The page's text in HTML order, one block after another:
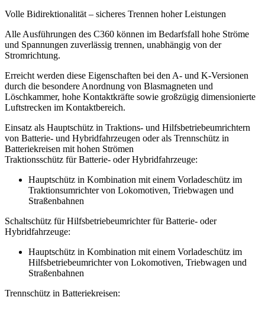
Volle Bidirektionalität – sicheres Trennen hoher Leistungen
Alle Ausführungen des C360 können im Bedarfsfall hohe Ströme
und Spannungen zuverlässig trennen, unabhängig von der
Stromrichtung.
Erreicht werden diese Eigenschaften bei den A- und K-Versionen
durch die besondere Anordnung von Blasmagneten und
Löschkammer, hohe Kontaktkräfte sowie großzügig dimensionierte
Luft­strecken im Kontaktbereich.
Einsatz als Hauptschütz in Traktions- und Hilfsbetriebeumrichtern
von Batterie- und Hybridfahrzeugen oder als Trennschütz in
Batteriekreisen mit hohen Strömen
Traktionsschütz für Batterie- oder Hybridfahrzeuge:
Hauptschütz in Kombination mit einem Vorladeschütz im
Traktionsumrichter von Lokomotiven, Triebwagen und
Straßenbahnen
Schaltschütz für Hilfsbetriebeumrichter für Batterie- oder
Hybridfahrzeuge:
Hauptschütz in Kombination mit einem Vorladeschütz im
Hilfsbetriebeumrichter von Lokomotiven, Triebwagen und
Straßenbahnen
Trennschütz in Batteriekreisen: